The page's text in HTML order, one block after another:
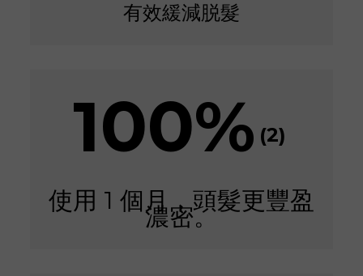
有效緩減脱髮
100% (2)
使用 1 個月，頭髮更豐盈
濃密。